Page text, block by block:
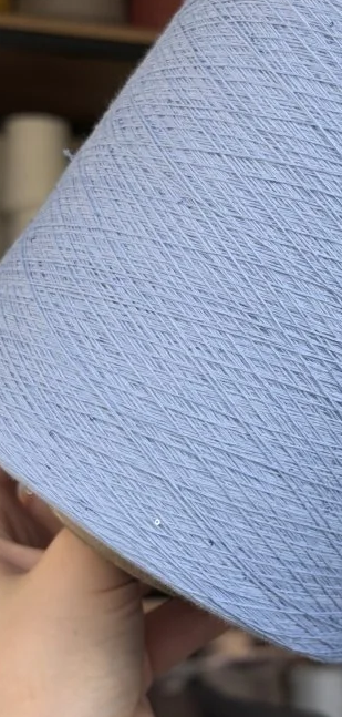
1600 м/100 г
светлый бледно-
васильковый
файлы cookie,
сайта и предоставить вам
Также, к сайту подключен сервис
Метрика, использующий cookie.
сайт, вы соглашаетесь с
cookie.